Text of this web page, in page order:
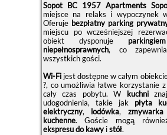
Sopot BC 1957 Apartments
miejsce na relaks i wypoczynek
Oferuje bezpłatny parking
miejscu po wcześniejszej
obiekt dysponuje
niepełnosprawnych, co
wszystkich gości.
Wi-Fijest dostępne w całym
?, co umożliwia łatwe korzystanie
cały czas pobytu. W kuchni
udogodnienia, takie jak płyta
elektryczny, lodówka, zmywarka
kuchenne. Goście mogą
ekspresu do kawyistół.